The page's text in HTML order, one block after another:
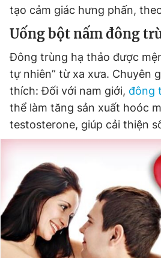
tạo cảm giác hưng phấn,
Uống bột nấm đông
Đông trùng hạ thảo được
tự nhiên” từ xa xưa. Chuyên
thích: Đối với nam giới, đông
thể làm tăng sản xuất hoóc
testosterone, giúp cải thiện